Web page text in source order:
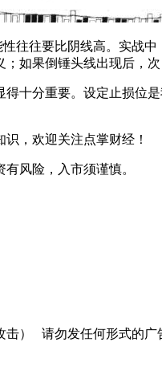
往往要比阴线高。实战
如果倒锤头线出现后，
十分重要。设定止损
，欢迎关注点掌财经！
风险，入市须谨慎。
） 请勿发任何形式的广